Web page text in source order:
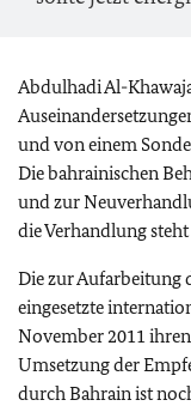
Abdulhadi Al-
und von einem
Die bahrainischen
und zur
die Verhandlung
Die zur Aufarbeitung
eingesetzte
November 2011
Umsetzung der
durch Bahrain ist